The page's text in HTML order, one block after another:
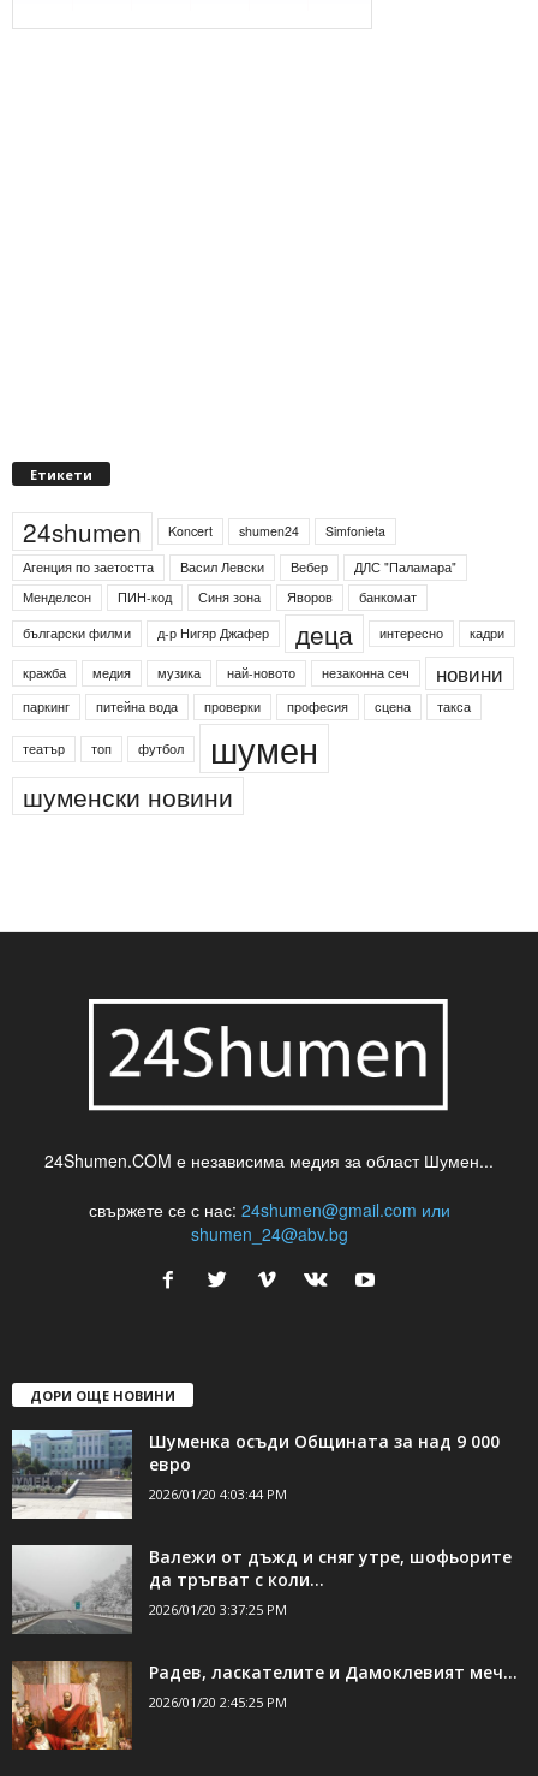
Етикети
24shumen Koncert shumen24
Simfonieta
Агенция по заетостта
Васил Левски Вебер
ДЛС "Паламара"
Менделсон
ПИН-код Синя зона Яворов
банкомат
български филми
д-р Нигяр Джафер деца интересно кадри
кражба медия музика най-новото незаконна сеч новини
паркинг питейна вода проверки професия сцена такса
театър топ футбол шумен
шуменски новини
24Shumen.COM е независима медия за област Шумен...
свържете се с нас: 24shumen@gmail.com или
shumen_24@abv.bg
ДОРИ ОЩЕ НОВИНИ
Шуменка осъди Общината за над 9 000
евро
2026/01/20 4:03:44 PM
Валежи от дъжд и сняг утре, шофьорите
да тръгват с коли...
2026/01/20 3:37:25 PM
Радев, ласкателите и Дамоклевият меч…
2026/01/20 2:45:25 PM